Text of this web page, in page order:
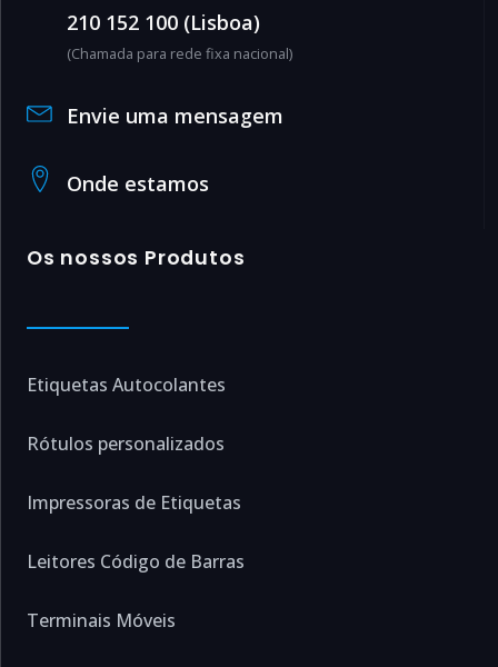
210 152 100 (Lisboa)
(Chamada para rede fixa nacional)
Envie uma mensagem
Onde estamos
Os nossos Produtos
Etiquetas Autocolantes
Rótulos personalizados
Impressoras de Etiquetas
Leitores Código de Barras
Terminais Móveis